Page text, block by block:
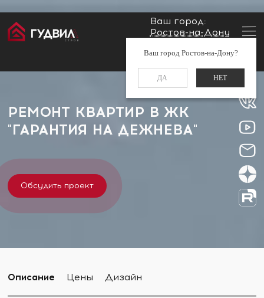
Ваш город:
Ростов-на-Дону
Ваш город Ростов-на-Дону?
ДА НЕТ
Заказать звонок
Главная Застройщики
РЕМОНТ КВАРТИР В ЖК
"ГАРАНТИЯ НА ДЕЖНЕВА"
Обсудить проект
Описание Цены Дизайн